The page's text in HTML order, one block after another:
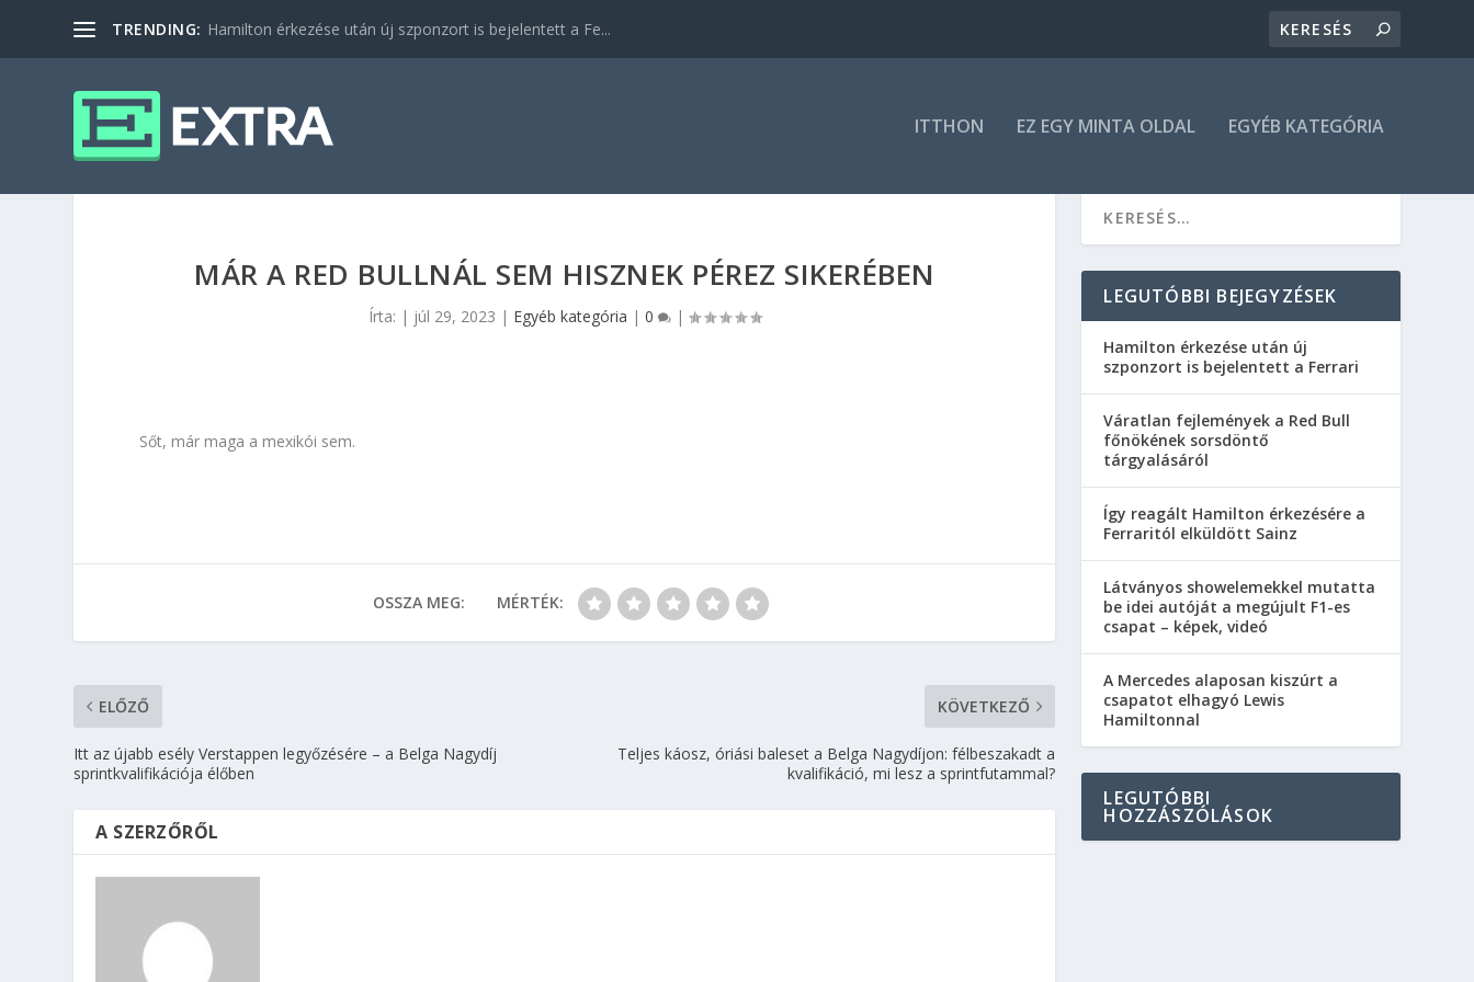
TRENDING: Hamilton érkezése után új szponzort is bejelentett a Fe...
ITTHON EZ EGY MINTA OLDAL EGYÉB KATEGÓRIA
MÁR A RED BULLNÁL SEM HISZNEK PÉREZ SIKERÉBEN
Írta: | júl 29, 2023 | Egyéb kategória | 0 |
Sőt, már maga a mexikói sem.
OSSZA MEG: MÉRTÉK:
ELŐZŐ
Itt az újabb esély Verstappen legyőzésére – a Belga Nagydíj
sprintkvalifikációja élőben
KÖVETKEZŐ
Teljes káosz, óriási baleset a Belga Nagydíjon: félbeszakadt a
kvalifikáció, mi lesz a sprintfutammal?
A SZERZŐRŐL
LEGUTÓBBI BEJEGYZÉSEK
Hamilton érkezése után új
szponzort is bejelentett a Ferrari
Váratlan fejlemények a Red Bull
főnökének sorsdöntő
tárgyalásáról
Így reagált Hamilton érkezésére a
Ferraritól elküldött Sainz
Látványos showelemekkel mutatta
be idei autóját a megújult F1-es
csapat – képek, videó
A Mercedes alaposan kiszúrt a
csapatot elhagyó Lewis
Hamiltonnal
LEGUTÓBBI
HOZZÁSZÓLÁSOK